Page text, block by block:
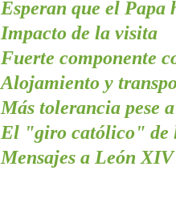
Esperan que el Papa
Impacto de la visita
Fuerte componente
Alojamiento y
Más tolerancia pese
El "giro católico" de
Mensajes a León XIV